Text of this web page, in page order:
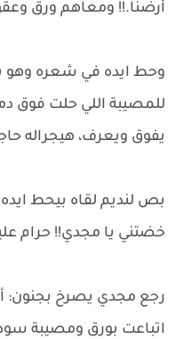
أرضنا.!! ومعاهم ورق
وحط ايده في شعره وهو
للمصيبة اللي حلت فوق
يفوق ويعرف، هيجراله
بص لنديم لقاه بيحط
خضتني يا مجدي!! حرام
رجع مجدي يصرخ بجنون:
اتباعت بورق ومصيبة